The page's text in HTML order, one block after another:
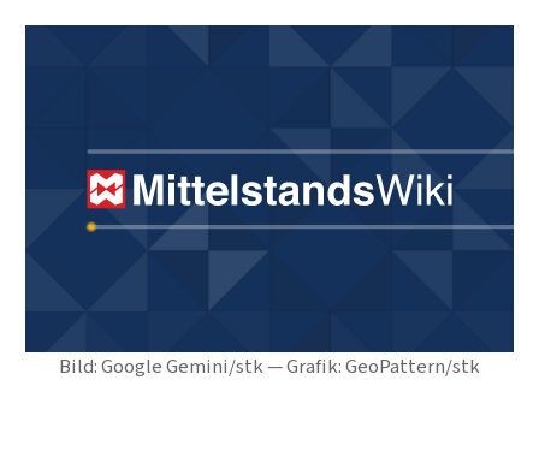
Bild: Google Gemini/stk — Grafik: GeoPattern/stk